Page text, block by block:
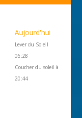
Aujourd'hui
Lever du Soleil
06:28
Coucher du soleil à
20:44